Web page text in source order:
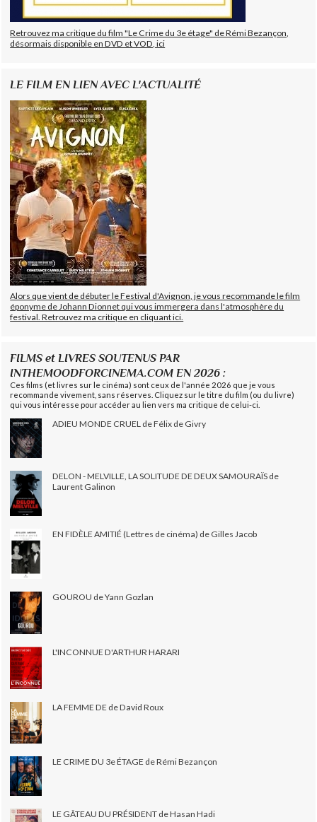
Retrouvez ma critique du film "Le Crime du 3e étage" de Rémi Bezançon,
désormais disponible en DVD et VOD, ici
LE FILM EN LIEN AVEC L'ACTUALITÉ
Alors que vient de débuter le Festival d'Avignon, je vous recommande le film
éponyme de Johann Dionnet qui vous immergera dans l'atmosphère du
festival. Retrouvez ma critique en cliquant ici.
FILMS et LIVRES SOUTENUS PAR
INTHEMOODFORCINEMA.COM EN 2026 :
Ces films (et livres sur le cinéma) sont ceux de l'année 2026 que je vous
recommande vivement, sans réserves. Cliquez sur le titre du film (ou du livre)
qui vous intéresse pour accéder au lien vers ma critique de celui-ci.
ADIEU MONDE CRUEL de Félix de Givry
DELON - MELVILLE, LA SOLITUDE DE DEUX SAMOURAÏS de
Laurent Galinon
EN FIDÈLE AMITIÉ (Lettres de cinéma) de Gilles Jacob
GOUROU de Yann Gozlan
L'INCONNUE D'ARTHUR HARARI
LA FEMME DE de David Roux
LE CRIME DU 3e ÉTAGE de Rémi Bezançon
LE GÂTEAU DU PRÉSIDENT de Hasan Hadi